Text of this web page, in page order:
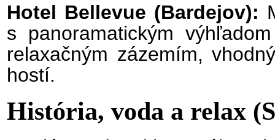
Hotel Bellevue (Bardejov):
s panoramatickým
relaxačným zázemím,
hostí.
História, voda a relax